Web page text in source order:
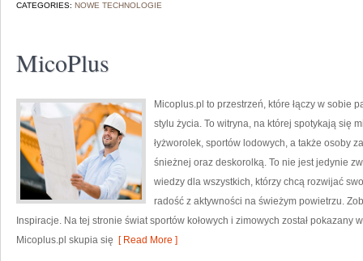
CATEGORIES: NOWE TECHNOLOGIE
MicoPlus
Micoplus.pl to przestrzeń, które łączy w sobie
stylu życia. To witryna, na której spotykają się
łyżworolek, sportów lodowych, a także osoby
śnieżnej oraz deskorolką. To nie jest jedynie
wiedzy dla wszystkich, którzy chcą rozwijać
radość z aktywności na świeżym powietrzu.
Inspiracje. Na tej stronie świat sportów kołowych i zimowych został pokazany
Micoplus.pl skupia się [ Read More ]